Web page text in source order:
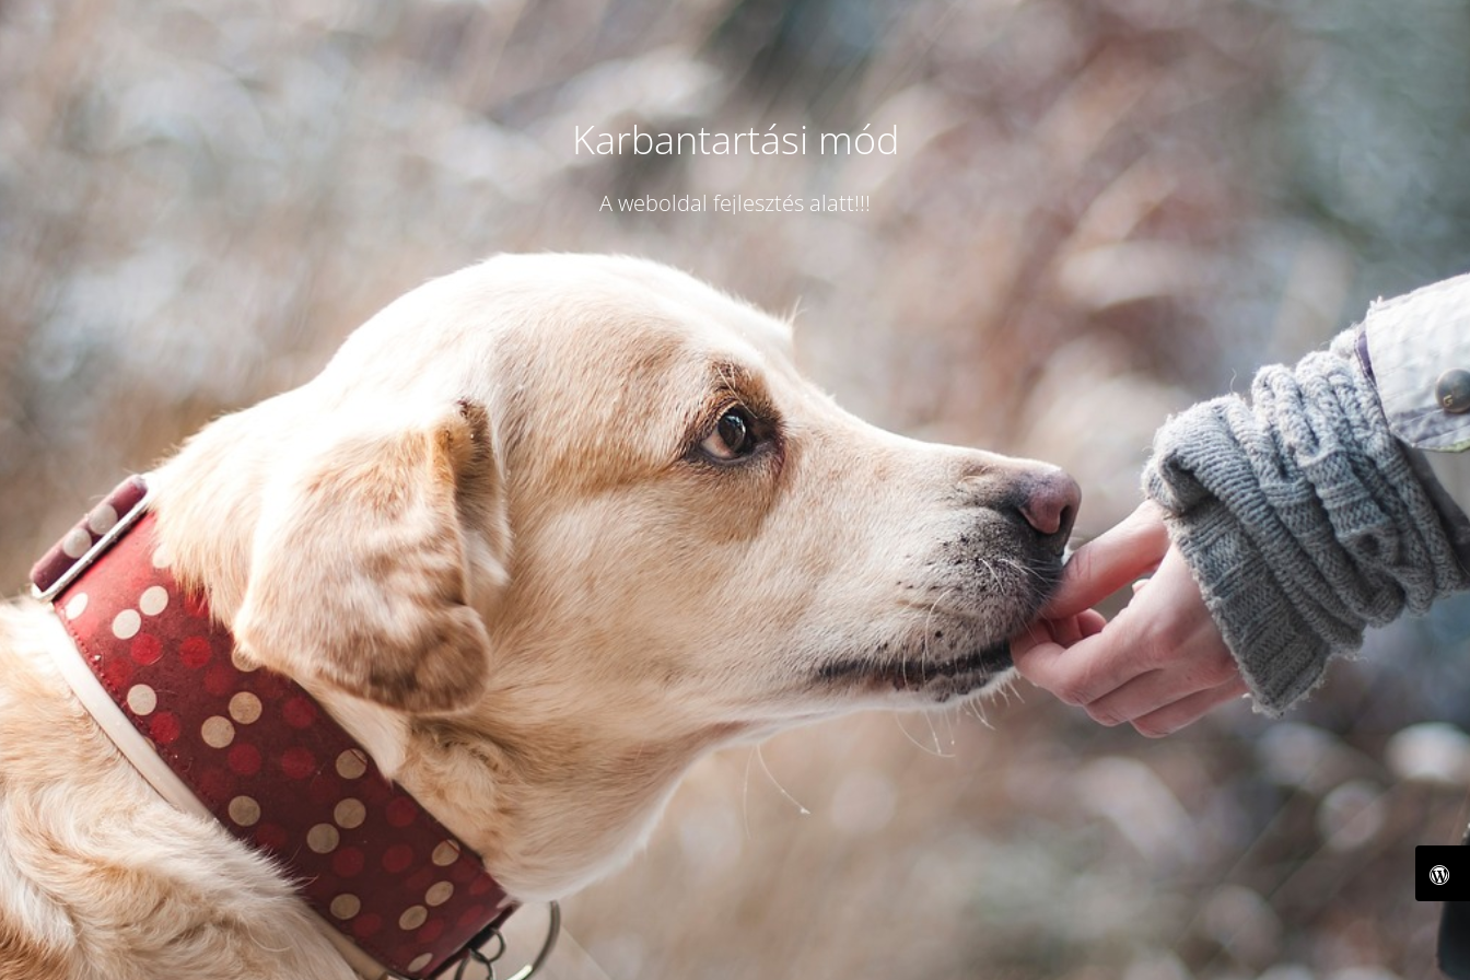
Karbantartási mód
A weboldal fejlesztés alatt!!!